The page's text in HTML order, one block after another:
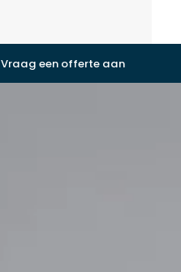
Vraag een offerte aan